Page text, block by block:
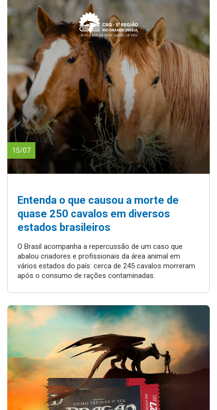
15/07
Entenda o que causou a morte de
quase 250 cavalos em diversos
estados brasileiros
O Brasil acompanha a repercussão de um caso que
abalou criadores e profissionais da área animal em
vários estados do país: cerca de 245 cavalos morreram
após o consumo de rações contaminadas.